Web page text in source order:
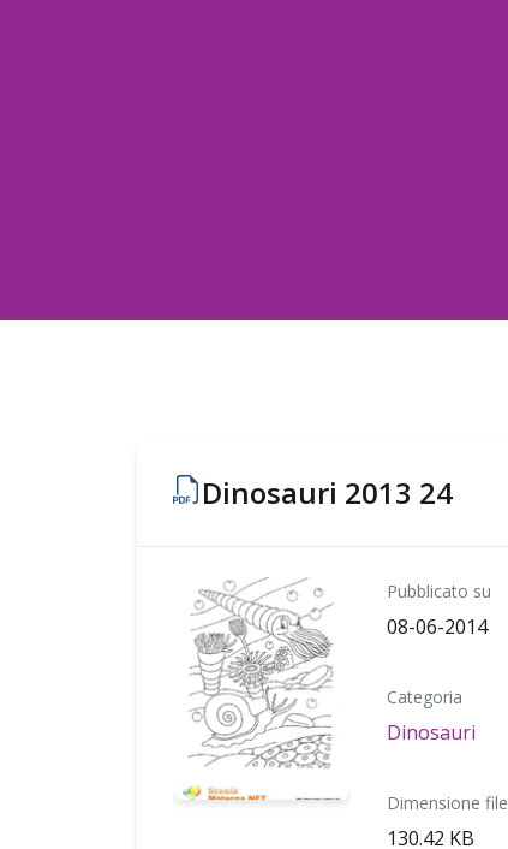
Dinosauri 2013 24
Pubblicato su
08-06-2014
Categoria
Dinosauri
Dimensione file
130.42 KB